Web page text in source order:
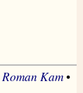
Roman Kam•